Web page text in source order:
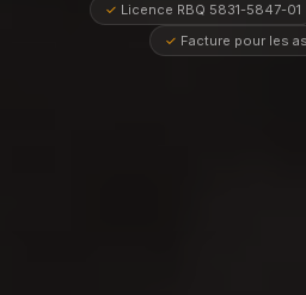
✓ Licence RBQ 5831-5847-01
✓ Facture pour les